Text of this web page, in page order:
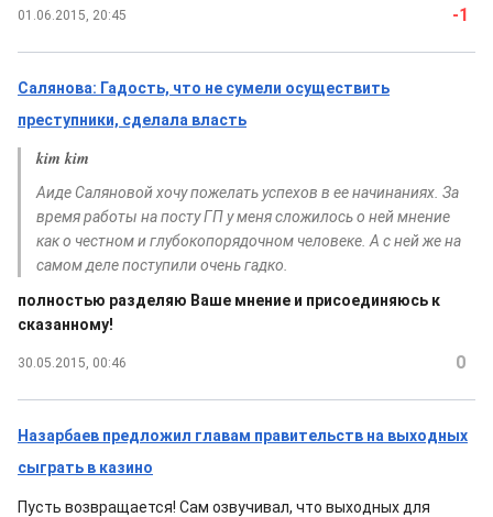
01.06.2015, 20:45 -1
Салянова: Гадость, что не сумели осуществить
преступники, сделала власть
kim kim
Аиде Саляновой хочу пожелать успехов в ее начинаниях. За
время работы на посту ГП у меня сложилось о ней мнение
как о честном и глубокопорядочном человеке. А с ней же на
самом деле поступили очень гадко.
полностью разделяю Ваше мнение и присоединяюсь к
сказанному!
30.05.2015, 00:46 0
Назарбаев предложил главам правительств на выходных
сыграть в казино
Пусть возвращается! Сам озвучивал, что выходных для